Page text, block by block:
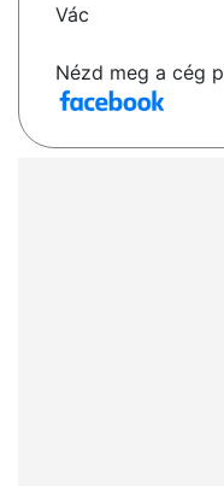
Vác
Nézd meg a cég